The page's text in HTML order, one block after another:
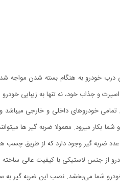
درب خودرو به هنگام بسته شدن مواجه
و جذاب خود، نه تنها به زیبایی
بکار میرود. معمولا ضربه گیر ها
از جنس لاستیکی با کیفیت عالی
شما می‌بخشد. نصب این ضربه گیر به